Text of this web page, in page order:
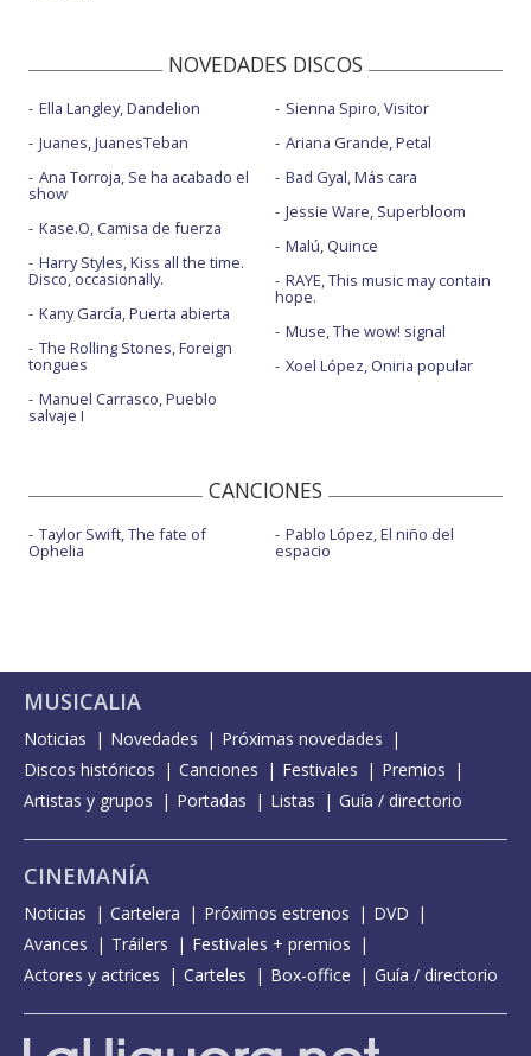
NOVEDADES DISCOS
Ella Langley, Dandelion
Juanes, JuanesTeban
Ana Torroja, Se ha acabado el
show
Kase.O, Camisa de fuerza
Harry Styles, Kiss all the time.
Disco, occasionally.
Kany García, Puerta abierta
The Rolling Stones, Foreign
tongues
Manuel Carrasco, Pueblo
salvaje I
Sienna Spiro, Visitor
Ariana Grande, Petal
Bad Gyal, Más cara
Jessie Ware, Superbloom
Malú, Quince
RAYE, This music may contain
hope.
Muse, The wow! signal
Xoel López, Oniria popular
CANCIONES
Taylor Swift, The fate of
Ophelia
Pablo López, El niño del
espacio
MUSICALIA
Noticias Novedades
Próximas novedades
Discos históricos
Canciones Festivales
Premios
Artistas y grupos
Portadas Listas Guía / directorio
CINEMANÍA
Noticias Cartelera Próximos estrenos
DVD
Avances
Tráilers
Festivales + premios
Actores y actrices
Carteles Box-office Guía / directorio